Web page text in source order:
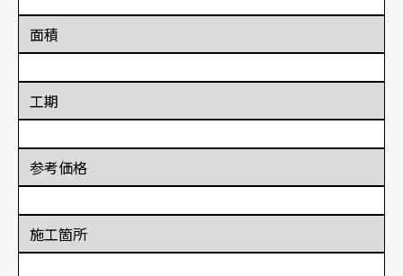
面積
工期
参考価格
施工箇所